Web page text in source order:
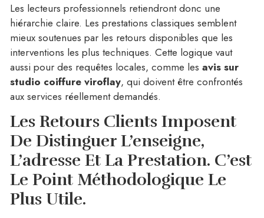
Les lecteurs professionnels retiendront donc une
hiérarchie claire. Les prestations classiques semblent
mieux soutenues par les retours disponibles que les
interventions les plus techniques. Cette logique vaut
aussi pour des requêtes locales, comme les avis sur
studio coiffure viroflay, qui doivent être confrontés
aux services réellement demandés.
Les Retours Clients Imposent
De Distinguer L’enseigne,
L’adresse Et La Prestation. C’est
Le Point Méthodologique Le
Plus Utile.